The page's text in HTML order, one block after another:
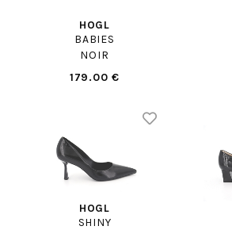
HOGL
BABIES
NOIR
179.00 €
HOGL
SHINY